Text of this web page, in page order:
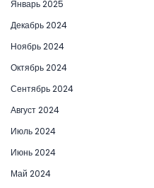
Январь 2025
Декабрь 2024
Ноябрь 2024
Октябрь 2024
Сентябрь 2024
Август 2024
Июль 2024
Июнь 2024
Май 2024